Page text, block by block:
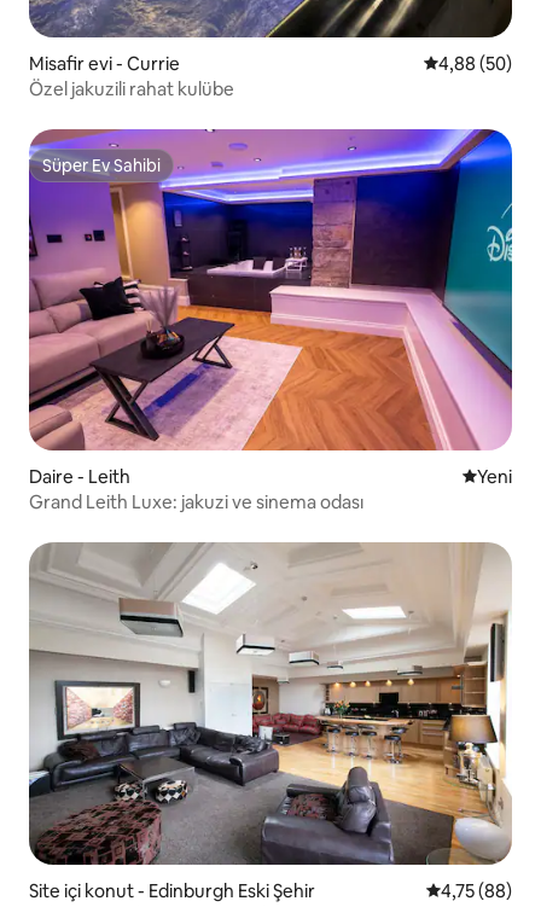
Misafir evi - Currie 5 üzerinden
4,88 (50)
Özel jakuzili rahat kulübe
Süper Ev Sahibi
Süper Ev Sahibi
Daire - Leith Yeni
Yeni
Grand Leith Luxe: jakuzi ve sinema odası
Site içi konut - Edinburgh Eski Şehir 5 üzerinden
4,75 (88)